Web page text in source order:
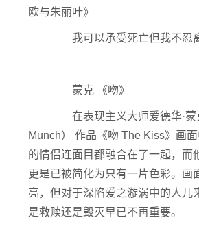
欧与朱丽叶》
我可以承受死亡但我不忍
蒙克 《吻》
在表现主义大师爱德华·蒙
Munch） 作品《吻 The Kiss》画
的情侣连面目都融合在了一起，而
更是已被简化为只有一片色彩。画
亮，但对于深陷爱之漩涡中的人儿
是救赎还是毁灭早已不再重要。